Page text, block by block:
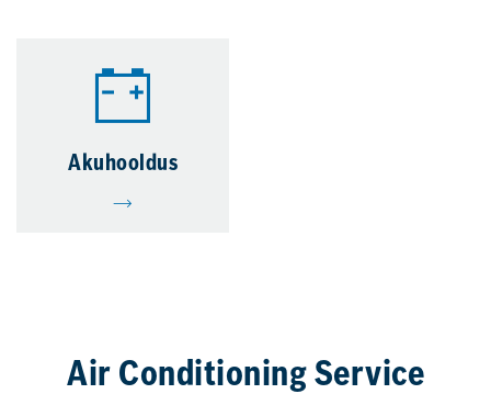
Akuhooldus
Air Conditioning Service